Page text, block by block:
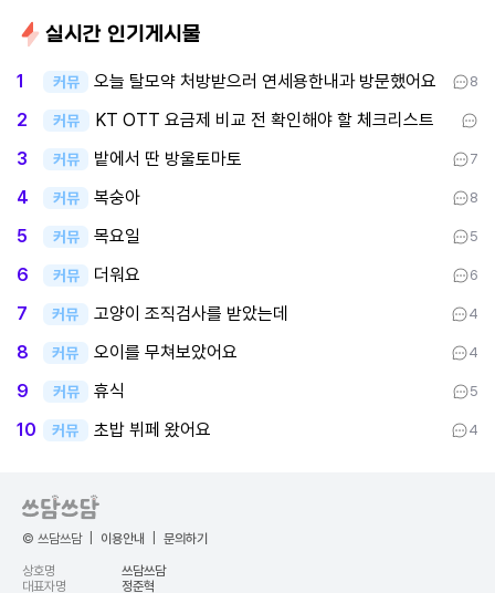
실시간 인기게시물
1 커뮤 오늘 탈모약 처방받으러 연세용한내과 방문했어요 8
2 커뮤
KT OTT 요금제 비교 전 확인해야 할 체크리스트
3
커뮤 밭에서 딴 방울토마토 7
4 커뮤 복숭아 8
5 커뮤 목요일 5
6 커뮤 더워요 6
7 커뮤 고양이 조직검사를 받았는데 4
8 커뮤 오이를 무쳐보았어요 4
9 커뮤 휴식 5
10 커뮤 초밥 뷔페 왔어요 4
© 쓰담쓰담 이용안내 문의하기
상호명
쓰담쓰담
대표자명
정준혁